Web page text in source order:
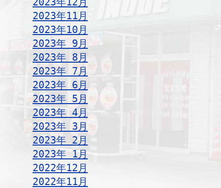
2023年11月
2023年10月
2023年 9月
2023年 8月
2023年 7月
2023年 6月
2023年 5月
2023年 4月
2023年 3月
2023年 2月
2023年 1月
2022年12月
2022年11月